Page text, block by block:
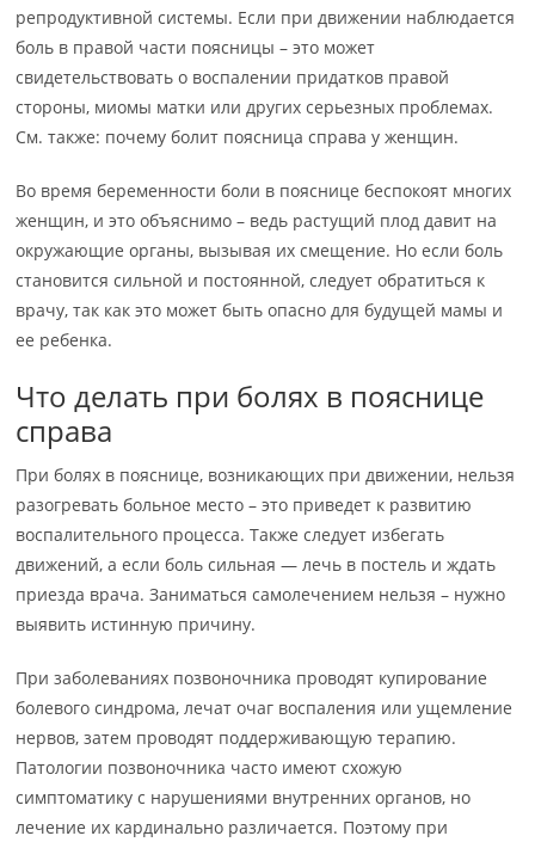
репродуктивной системы. Если при движении наблюдается
боль в правой части поясницы – это может
свидетельствовать о воспалении придатков правой
стороны, миомы матки или других серьезных проблемах.
См. также: почему болит поясница справа у женщин.
Во время беременности боли в пояснице беспокоят многих
женщин, и это объяснимо – ведь растущий плод давит на
окружающие органы, вызывая их смещение. Но если боль
становится сильной и постоянной, следует обратиться к
врачу, так как это может быть опасно для будущей мамы и
ее ребенка.
Что делать при болях в пояснице
справа
При болях в пояснице, возникающих при движении, нельзя
разогревать больное место – это приведет к развитию
воспалительного процесса. Также следует избегать
движений, а если боль сильная — лечь в постель и ждать
приезда врача. Заниматься самолечением нельзя – нужно
выявить истинную причину.
При заболеваниях позвоночника проводят купирование
болевого синдрома, лечат очаг воспаления или ущемление
нервов, затем проводят поддерживающую терапию.
Патологии позвоночника часто имеют схожую
симптоматику с нарушениями внутренних органов, но
лечение их кардинально различается. Поэтому при